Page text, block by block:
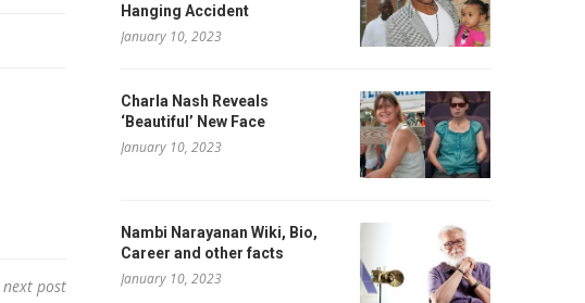
next post
Hanging Accident
January 10, 2023
Charla Nash Reveals
‘Beautiful’ New Face
January 10, 2023
Nambi Narayanan Wiki, Bio,
Career and other facts
January 10, 2023